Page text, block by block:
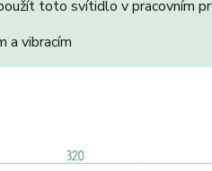
toto svítidlo v pracovním
a vibracím